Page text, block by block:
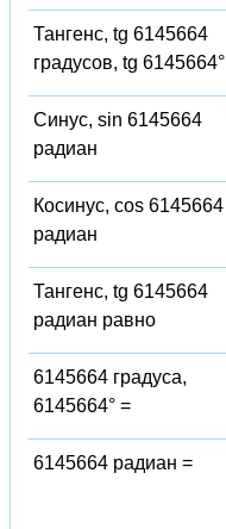
Тангенс, tg 6145664
градусов, tg 6145664°
Синус, sin 6145664
радиан
Косинус, cos 6145664
радиан
Тангенс, tg 6145664
радиан равно
6145664 градуса,
6145664° =
6145664 радиан =